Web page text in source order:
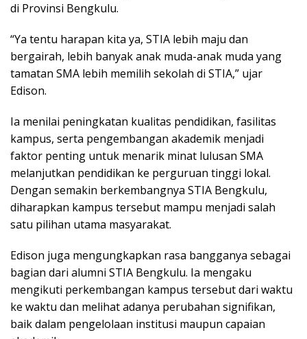
di Provinsi Bengkulu.
“Ya tentu harapan kita ya, STIA lebih maju dan
bergairah, lebih banyak anak muda-anak muda yang
tamatan SMA lebih memilih sekolah di STIA,” ujar
Edison.
Ia menilai peningkatan kualitas pendidikan, fasilitas
kampus, serta pengembangan akademik menjadi
faktor penting untuk menarik minat lulusan SMA
melanjutkan pendidikan ke perguruan tinggi lokal.
Dengan semakin berkembangnya STIA Bengkulu,
diharapkan kampus tersebut mampu menjadi salah
satu pilihan utama masyarakat.
Edison juga mengungkapkan rasa bangganya sebagai
bagian dari alumni STIA Bengkulu. Ia mengaku
mengikuti perkembangan kampus tersebut dari waktu
ke waktu dan melihat adanya perubahan signifikan,
baik dalam pengelolaan institusi maupun capaian